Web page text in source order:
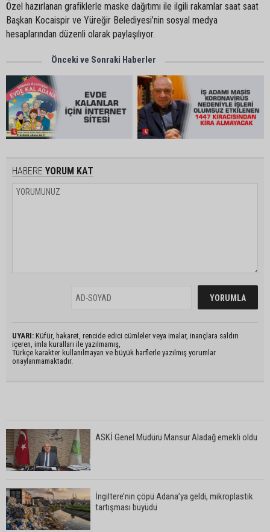
Özel hazırlanan grafiklerle maske dağıtımı ile ilgili rakamlar saat saat
Başkan Kocaispir ve Yüreğir Belediyesi’nin sosyal medya
hesaplarından düzenli olarak paylaşılıyor.
Önceki ve Sonraki Haberler
HABERE YORUM KAT
UYARI: Küfür, hakaret, rencide edici cümleler veya imalar, inançlara saldırı
içeren, imla kuralları ile yazılmamış,
Türkçe karakter kullanılmayan ve büyük harflerle yazılmış yorumlar
onaylanmamaktadır.
ASKİ Genel Müdürü Mansur Aladağ emekli oldu
İngiltere’nin çöpü Adana’ya geldi, mikroplastik
tartışması büyüdü